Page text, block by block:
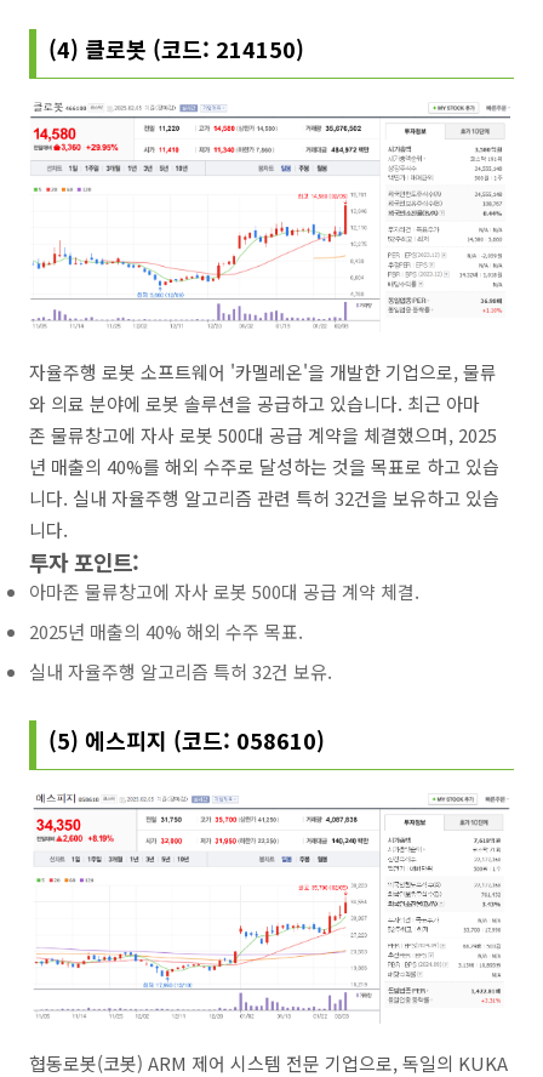
(4) 클로봇 (코드: 214150)
자율주행 로봇 소프트웨어 '카멜레온'을 개발한 기업으로, 물류
와 의료 분야에 로봇 솔루션을 공급하고 있습니다. 최근 아마
존 물류창고에 자사 로봇 500대 공급 계약을 체결했으며, 2025
년 매출의 40%를 해외 수주로 달성하는 것을 목표로 하고 있습
니다. 실내 자율주행 알고리즘 관련 특허 32건을 보유하고 있습
니다.
투자 포인트:
아마존 물류창고에 자사 로봇 500대 공급 계약 체결.
2025년 매출의 40% 해외 수주 목표.
실내 자율주행 알고리즘 특허 32건 보유.
(5) 에스피지 (코드: 058610)
협동로봇(코봇) ARM 제어 시스템 전문 기업으로, 독일의 KUKA